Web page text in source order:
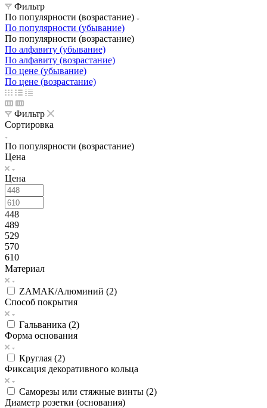
Фильтр
По популярности (возрастание)
По популярности (убывание)
По популярности (возрастание)
По алфавиту (убывание)
По алфавиту (возрастание)
По цене (убывание)
По цене (возрастание)
Фильтр
Сортировка
По популярности (возрастание)
Цена
Цена
448
489
529
570
610
Материал
ZAMAK/Алюминий (2)
Способ покрытия
Гальваника (2)
Форма основания
Круглая (2)
Фиксация декоративного кольца
Саморезы или стяжные винты (2)
Диаметр розетки (основания)